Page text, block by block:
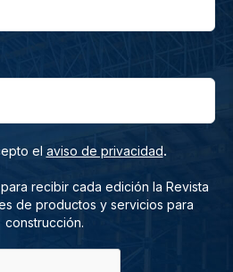
el aviso de privacidad.
recibir cada edición la Revista
de productos y servicios para
construcción.